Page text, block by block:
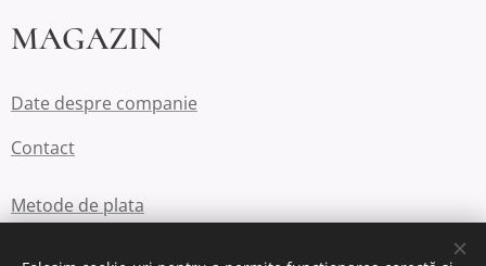
MAGAZIN
Date despre companie
Contact
Metode de plata